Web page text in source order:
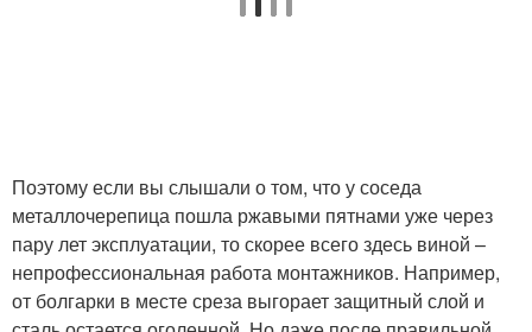
Поэтому если вы слышали о том, что у соседа
металлочерепица пошла ржавыми пятнами уже через
пару лет эксплуатации, то скорее всего здесь виной –
непрофессиональная работа монтажников. Например,
от болгарки в месте среза выгорает защитный слой и